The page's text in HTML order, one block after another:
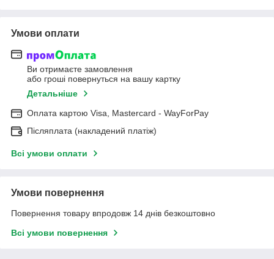
Умови оплати
Ви отримаєте замовлення
або гроші повернуться на вашу картку
Детальніше
Оплата картою Visa, Mastercard - WayForPay
Післяплата (накладений платіж)
Всі умови оплати
Умови повернення
Повернення товару впродовж 14 днів безкоштовно
Всі умови повернення